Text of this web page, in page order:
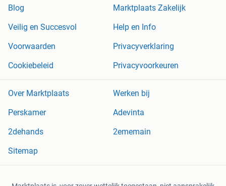
Blog
Marktplaats Zakelijk
Veilig en Succesvol
Help en Info
Voorwaarden
Privacyverklaring
Cookiebeleid
Privacyvoorkeuren
Over Marktplaats
Werken bij
Perskamer
Adevinta
2dehands
2ememain
Sitemap